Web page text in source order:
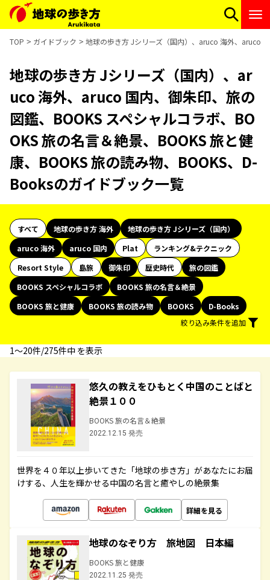
TOP ガイドブック 地球の歩き方 Jシリーズ（国内）、aruco 海外、aruco
地球の歩き方 Jシリーズ（国内）、ar
uco 海外、aruco 国内、御朱印、旅の
図鑑、BOOKS スペシャルコラボ、BO
OKS 旅の名言＆絶景、BOOKS 旅と健
康、BOOKS 旅の読み物、BOOKS、D-
Booksのガイドブック一覧
すべて 地球の歩き方 海外
地球の歩き方 Jシリーズ（国内）
aruco 海外
aruco 国内 Plat
ランキング&テクニック
Resort Style
島旅 御朱印 歴史時代
旅の図鑑
BOOKS スペシャルコラボ
BOOKS 旅の名言＆絶景
BOOKS 旅と健康
BOOKS 旅の読み物 BOOKS
D-Books
絞り込み条件を追加
1〜20件/275件中 を表示
悠久の教えをひもとく中国のことばと
絶景１００
BOOKS 旅の名言＆絶景
2022.12.15 発売
世界を４０年以上歩いてきた「地球の歩き方」があなたにお届
けする、人生を輝かせる中国の名言と癒やしの絶景集
詳細を見る
地球のなぞり方 旅地図 日本編
BOOKS 旅と健康
2022.11.25 発売